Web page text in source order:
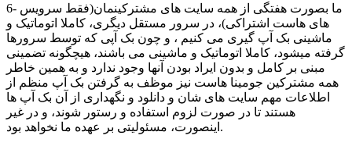
6- ما بصورت هفتگی از همه سایت های مشترکینمان(فقط سرویس
های هاست اشتراکی)، در سرور مستقل دیگری، کاملا اتوماتیک و
ماشینی بک آپ گیری می کنیم ، و چون بک آپی که توسط سرورها
گرفته میشود، کاملا اتوماتیک و ماشینی می باشند، هیچگونه تضمینی
مبنی بر کامل و بدون ایراد بودن آنها وجود ندارد و به همین خاطر
همه مشترکین جومینا هاست نیز موظف به گرفتن بک آپ منظم از
اطلاعات مهم سایت های شان و دانلود و نگهداری از آن بک آپ ها
هستند تا در صورت لزوم استفاده و رستور شوند، و در غیر
اینصورت، مسئولیتی بر عهده ما نخواهد بود.